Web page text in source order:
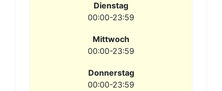
Dienstag
00:00-23:59
Mittwoch
00:00-23:59
Donnerstag
00:00-23:59